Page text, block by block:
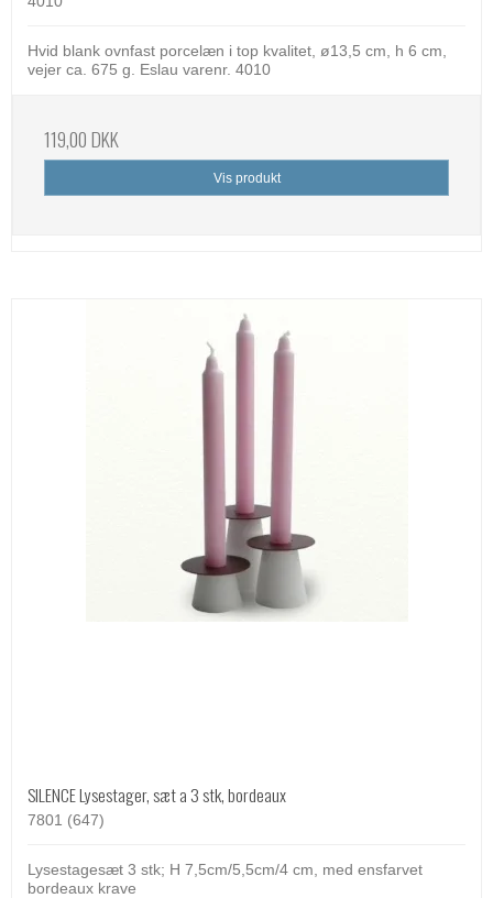
Hvid blank ovnfast porcelæn i top kvalitet, ø13,5 cm, h 6 cm,
vejer ca. 675 g. Eslau varenr. 4010
119,00 DKK
Vis produkt
SILENCE Lysestager, sæt a 3 stk, bordeaux
7801 (647)
Lysestagesæt 3 stk; H 7,5cm/5,5cm/4 cm, med ensfarvet
bordeaux krave